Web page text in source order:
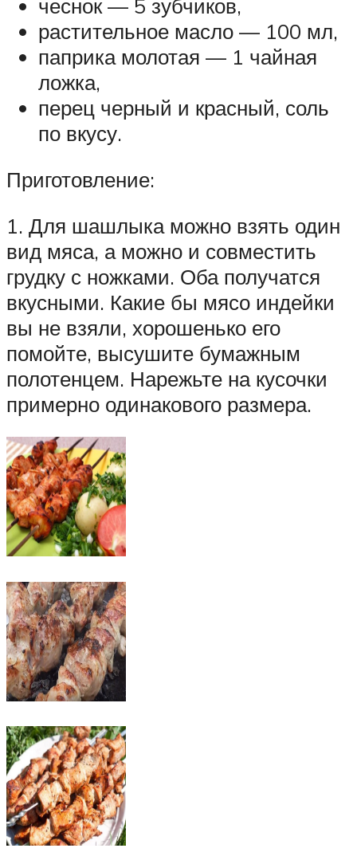
чеснок — 5 зубчиков,
растительное масло — 100 мл,
паприка молотая — 1 чайная
ложка,
перец черный и красный, соль
по вкусу.
Приготовление:
1. Для шашлыка можно взять один
вид мяса, а можно и совместить
грудку с ножками. Оба получатся
вкусными. Какие бы мясо индейки
вы не взяли, хорошенько его
помойте, высушите бумажным
полотенцем. Нарежьте на кусочки
примерно одинакового размера.